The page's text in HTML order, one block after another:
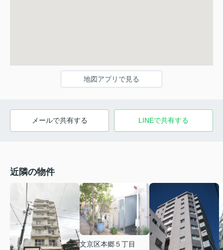
地図アプリで見る
メールで共有する LINEで共有する
近隣の物件
文京区本郷５丁目